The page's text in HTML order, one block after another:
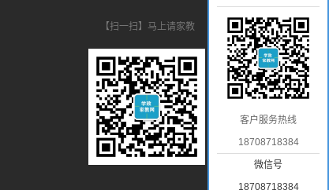
【扫一扫】马上请家教
客户服务热线
18708718384
微信号
18708718384